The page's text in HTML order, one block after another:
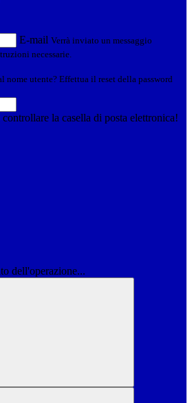
E-mail Verrà inviato un messaggio
necessarie.
nome utente? Effettua il reset della password
la casella di posta elettronica!
dell'operazione...